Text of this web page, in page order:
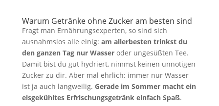
Warum Getränke ohne Zucker am besten sind
Fragt man Ernährungsexperten, so sind sich
ausnahmslos alle einig: am allerbesten trinkst du
den ganzen Tag nur Wasseroder ungesüßten Tee.
Damit bist du gut hydriert, nimmst keinen unnötigen
Zucker zu dir. Aber mal ehrlich: immer nur Wasser
ist ja auch langweilig. Gerade im Sommer macht ein
eisgekühltes Erfrischungsgetränk einfach Spaß.